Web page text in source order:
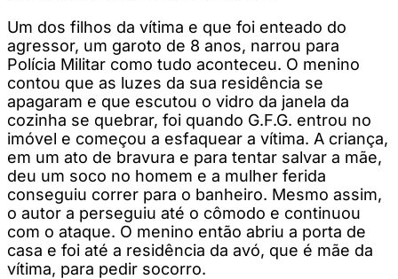
Um dos filhos da vítima e que foi enteado do
agressor, um garoto de 8 anos, narrou para
Polícia Militar como tudo aconteceu. O menino
contou que as luzes da sua residência se
apagaram e que escutou o vidro da janela da
cozinha se quebrar, foi quando G.F.G. entrou no
imóvel e começou a esfaquear a vítima. A criança,
em um ato de bravura e para tentar salvar a mãe,
deu um soco no homem e a mulher ferida
conseguiu correr para o banheiro. Mesmo assim,
o autor a perseguiu até o cômodo e continuou
com o ataque. O menino então abriu a porta de
casa e foi até a residência da avó, que é mãe da
vítima, para pedir socorro.